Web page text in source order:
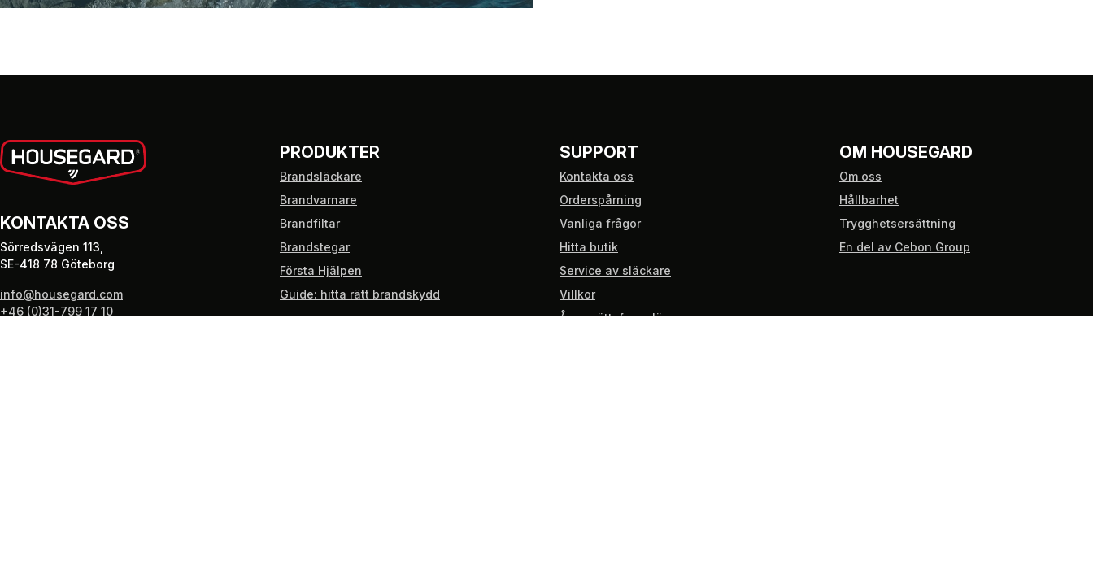
KONTAKTA OSS
Sörredsvägen 113,
SE-418 78 Göteborg
info@housegard.com
+46 (0)31-799 17 10
PRODUKTER
Brandsläckare
Brandvarnare
Brandfiltar
Brandstegar
Första Hjälpen
Guide: hitta rätt brandskydd
SUPPORT
Kontakta oss
Orderspårning
Vanliga frågor
Hitta butik
Service av släckare
Villkor
Ångerrättsformulär
OM HOUSEGARD
Om oss
Hållbarhet
Trygghetsersättning
En del av Cebon Group